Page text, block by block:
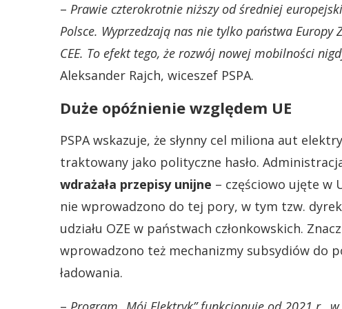
– Prawie czterokrotnie niższy od średniej
Polsce. Wyprzedzają nas nie tylko państwa
CEE. To efekt tego, że rozwój nowej mobilności
Aleksander Rajch, wiceszef PSPA.
Duże opóźnienie względem UE
PSPA wskazuje, że słynny cel miliona aut
traktowany jako polityczne hasło.
wdrażała przepisy unijne – częściowo ujęte w
nie wprowadzono do tej pory, w tym tzw.
udziału OZE w państwach członkowskich.
wprowadzono też mechanizmy subsydiów do
ładowania.